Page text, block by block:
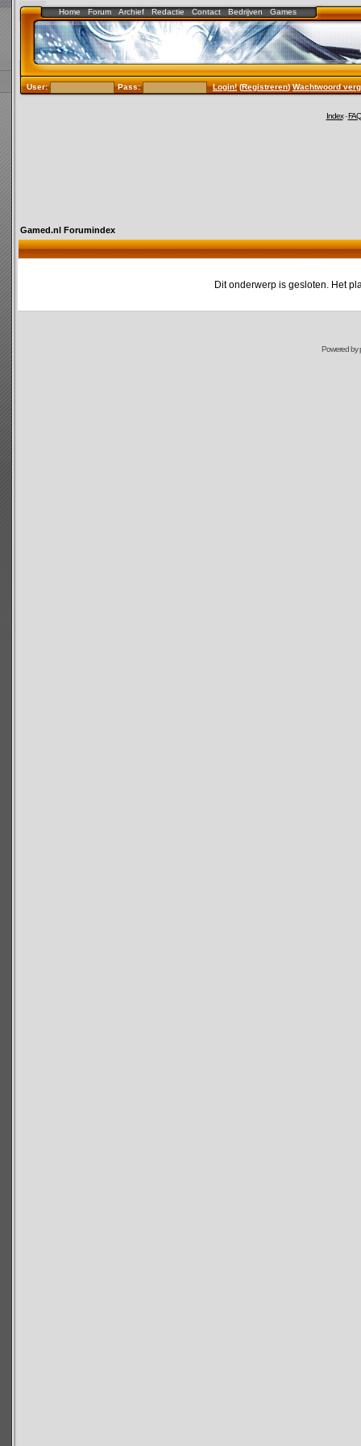
Home Forum Archief Redactie Contact Bedrijven Games
User: Pass: Login!(Registreren)Wachtwoord
Index-FAQ
Gamed.nl Forumindex
Dit onderwerp is gesloten. Het
Powered by